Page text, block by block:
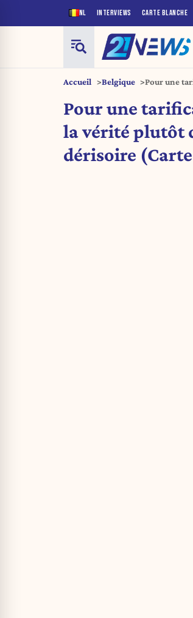
NL INTERVIEWS CARTE BLANCHE
Accueil Belgique
Pour une
Pour une
la vérité plutôt
dérisoire